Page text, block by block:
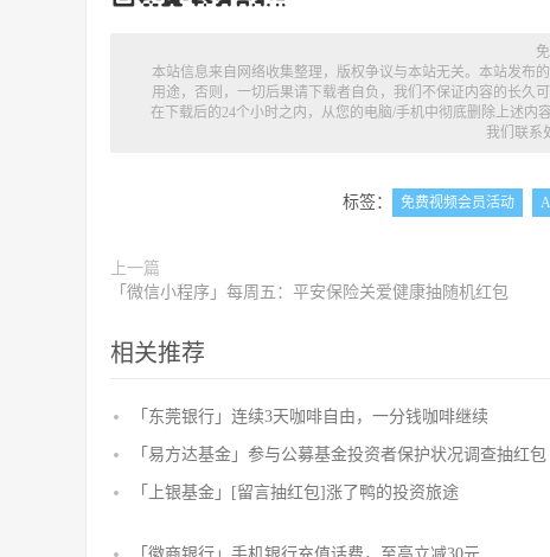
本站信息来自网络收集整理，版权争议与本站无关。本站发布
用途，否则，一切后果请下载者自负，我们不保证内容的长久
在下载后的24个小时之内，从您的电脑/手机中彻底删除上述
我们联系
标签： 免费视频会员活动
上一篇
「微信小程序」每周五：平安保险关爱健康抽随机红包
相关推荐
「东莞银行」连续3天咖啡自由，一分钱咖啡继续
「易方达基金」参与公募基金投资者保护状况调查抽红包
「上银基金」[留言抽红包]​涨了鸭的投资旅途